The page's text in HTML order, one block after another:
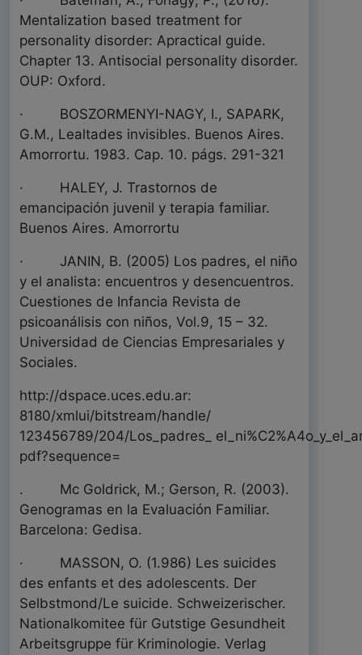
Mentalization based treatment for
personality disorder: Apractical guide.
Chapter 13. Antisocial personality disorder.
OUP: Oxford.
· BOSZORMENYI-NAGY, I., SAPARK,
G.M., Lealtades invisibles. Buenos Aires.
Amorrortu. 1983. Cap. 10. págs. 291-321
· HALEY, J. Trastornos de
emancipación juvenil y terapia familiar.
Buenos Aires. Amorrortu
· JANIN, B. (2005) Los padres, el niño
y el analista: encuentros y desencuentros.
Cuestiones de Infancia Revista de
psicoanálisis con niños, Vol.9, 15 – 32.
Universidad de Ciencias Empresariales y
Sociales.
http://dspace.uces.edu.ar:
8180/xmlui/bitstream/handle/
123456789/204/Los_padres_
pdf?sequence=
. Mc Goldrick, M.; Gerson, R. (2003).
Genogramas en la Evaluación Familiar.
Barcelona: Gedisa.
· MASSON, O. (1.986) Les suicides
des enfants et des adolescents. Der
Selbstmond/Le suicide. Schweizerischer.
Nationalkomitee für Gutstige Gesundheit
Arbeitsgruppe für Kriminologie. Verlag